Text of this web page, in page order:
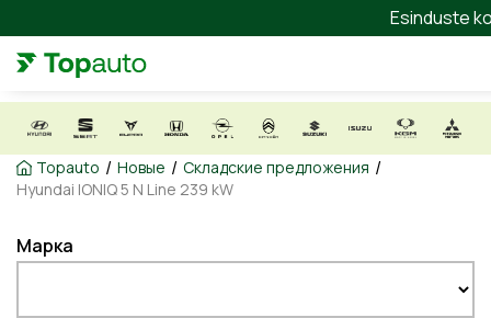
Esinduste
Topauto / Новые / Складские предложения /
Hyundai IONIQ 5 N Line 239 kW
Марка